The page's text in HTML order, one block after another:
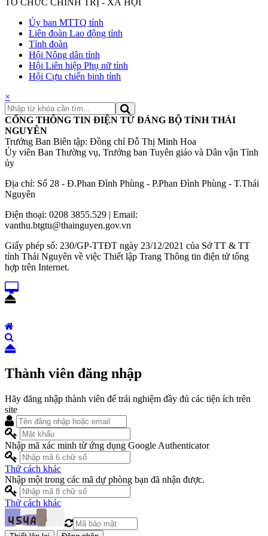
TỔ CHỨC CHÍNH TRỊ - XÃ HỘI
Ủy ban MTTQ tỉnh
Liên đoàn Lao động tỉnh
Tỉnh đoàn
Hội Nông dân tỉnh
Hội Liên hiệp Phụ nữ tỉnh
Hội Cựu chiến binh tỉnh
×
CỔNG THÔNG TIN ĐIỆN TỬ ĐẢNG BỘ TỈNH THÁI
NGUYÊN
Trưởng Ban Biên tập: Đồng chí Đỗ Thị Minh Hoa
Ủy viên Ban Thường vụ, Trưởng ban Tuyên giáo và Dân vận Tỉnh
ủy
Địa chỉ: Số 28 - Đ.Phan Đình Phùng - P.Phan Đình Phùng - T.Thái
Nguyên
Điện thoại: 0208 3855.529 | Email:
vanthu.btgtu@thainguyen.gov.vn
Giấy phép số: 230/GP-TTĐT ngày 23/12/2021 của Sở TT & TT
tỉnh Thái Nguyên về việc Thiết lập Trang Thông tin điện tử tổng
hợp trên Internet.
Thành viên đăng nhập
Hãy đăng nhập thành viên để trải nghiệm đầy đủ các tiện ích trên
site
Nhập mã xác minh từ ứng dụng Google Authenticator
Thử cách khác
Nhập một trong các mã dự phòng bạn đã nhận được.
Thử cách khác